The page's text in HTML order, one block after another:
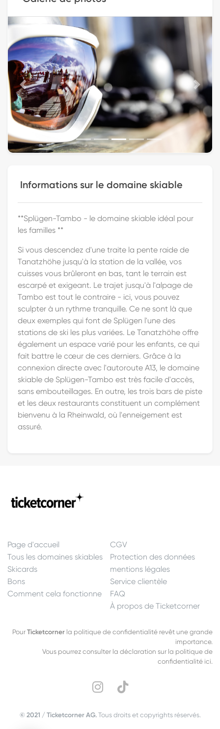
Previous Next
Informations sur le domaine skiable
**Splügen-Tambo - le domaine skiable idéal pour
les familles **
Si vous descendez d'une traite la pente raide de
Tanatzhöhe jusqu'à la station de la vallée, vos
cuisses vous brûleront en bas, tant le terrain est
escarpé et exigeant. Le trajet jusqu'à l'alpage de
Tambo est tout le contraire - ici, vous pouvez
sculpter à un rythme tranquille. Ce ne sont là que
deux exemples qui font de Splügen l'une des
stations de ski les plus variées. Le Tanatzhöhe offre
également un espace varié pour les enfants, ce qui
fait battre le cœur de ces derniers. Grâce à la
connexion directe avec l'autoroute A13, le domaine
skiable de Splügen-Tambo est très facile d'accès,
sans embouteillages. En outre, les trois bars de piste
et les deux restaurants constituent un complément
bienvenu à la Rheinwald, où l'enneigement est
assuré.
Page d'accueil
CGV
Tous les domaines skiables
Protection des données
Skicards
mentions légales
Bons
Service clientèle
Comment cela fonctionne
FAQ
À propos de Ticketcorner
PourTicketcorner la politique de confidentialité revêt une grande
importance.
Vous pourrez consulter la déclaration sur la politique de
confidentialité ici.
© 2021 / Ticketcorner AG.Tous droits et copyrights réservés.